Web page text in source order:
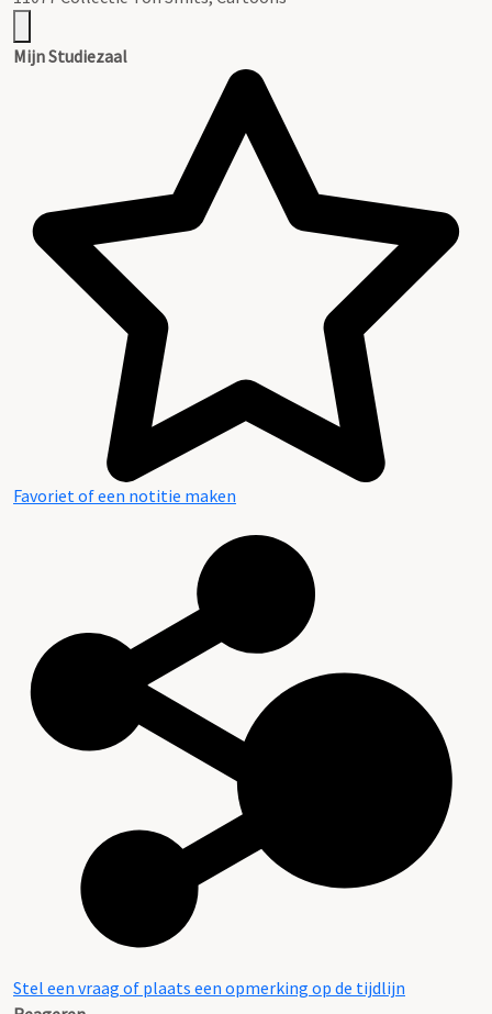
Mijn Studiezaal
Favoriet of een notitie maken
Stel een vraag of plaats een opmerking op de tijdlijn